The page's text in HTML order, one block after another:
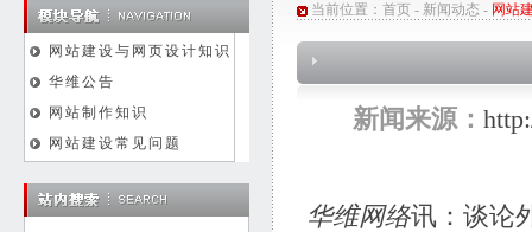
网站建设与网页设计知识
华维公告
网站制作知识
网站建设常见问题
当前位置： 首页 - 新闻动态 - 网站
新闻来源：
华维网络讯：谈论